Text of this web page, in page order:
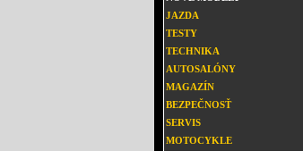
JAZDA
TESTY
TECHNIKA
AUTOSALÓNY
MAGAZÍN
BEZPEČNOSŤ
SERVIS
MOTOCYKLE